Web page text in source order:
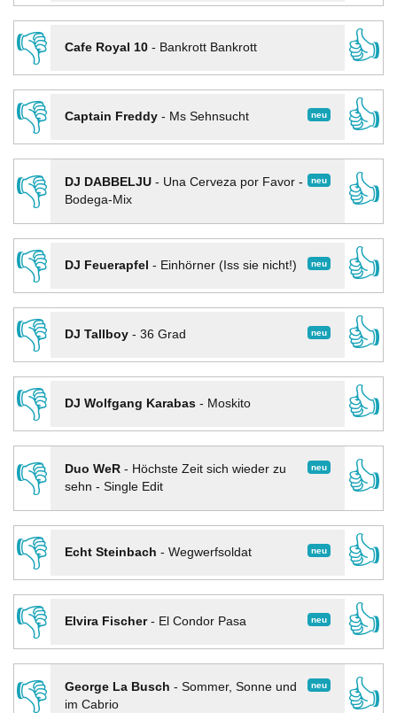
👎
Cafe Royal 10- Bankrott Bankrott
👍
👎
neu
Captain Freddy- Ms Sehnsucht
👍
👎
neu
DJ DABBELJU- Una Cerveza por Favor -
Bodega-Mix
👍
👎
neu
DJ Feuerapfel - Einhörner (Iss sie nicht!)
👍
👎
neu
DJ Tallboy- 36 Grad
👍
👎
DJ Wolfgang Karabas- Moskito
👍
👎
neu
Duo WeR- Höchste Zeit sich wieder zu
sehn - Single Edit
👍
👎
neu
Echt Steinbach - Wegwerfsoldat
👍
👎
neu
Elvira Fischer- El Condor Pasa
👍
👎
neu
George La Busch - Sommer, Sonne und
im Cabrio
👍